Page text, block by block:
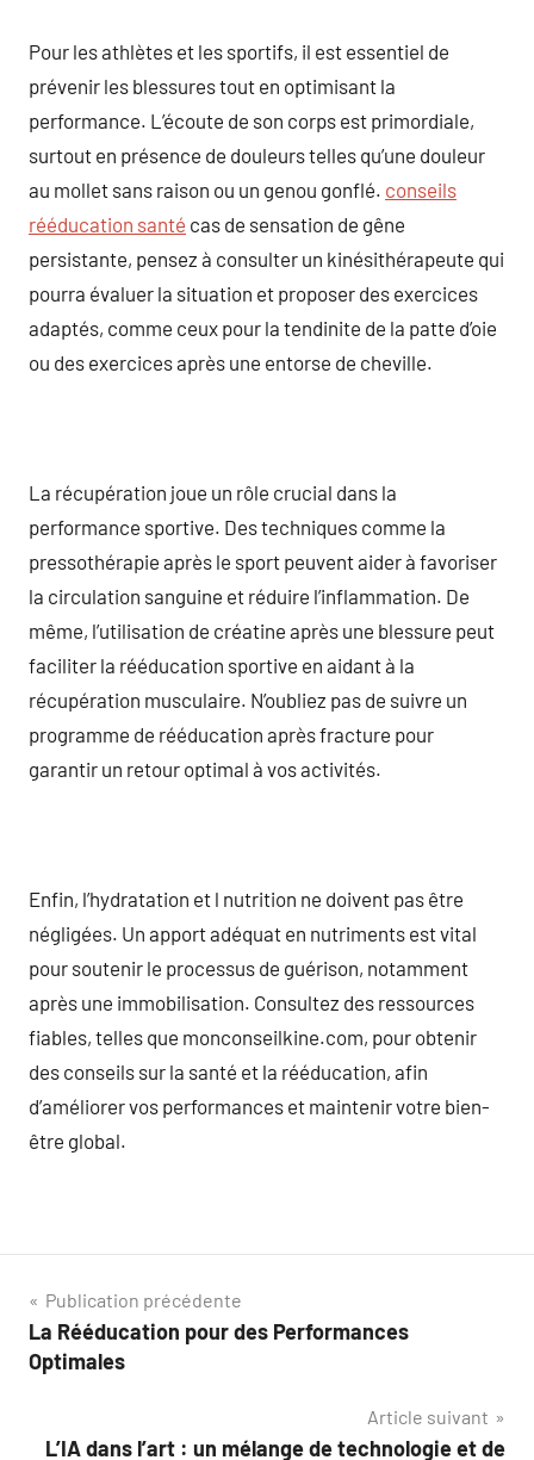
Pour les athlètes et les sportifs, il est essentiel de
prévenir les blessures tout en optimisant la
performance. L’écoute de son corps est primordiale,
surtout en présence de douleurs telles qu’une douleur
au mollet sans raison ou un genou gonflé. conseils
rééducation santé cas de sensation de gêne
persistante, pensez à consulter un kinésithérapeute qui
pourra évaluer la situation et proposer des exercices
adaptés, comme ceux pour la tendinite de la patte d’oie
ou des exercices après une entorse de cheville.
La récupération joue un rôle crucial dans la
performance sportive. Des techniques comme la
pressothérapie après le sport peuvent aider à favoriser
la circulation sanguine et réduire l’inflammation. De
même, l’utilisation de créatine après une blessure peut
faciliter la rééducation sportive en aidant à la
récupération musculaire. N’oubliez pas de suivre un
programme de rééducation après fracture pour
garantir un retour optimal à vos activités.
Enfin, l’hydratation et l nutrition ne doivent pas être
négligées. Un apport adéquat en nutriments est vital
pour soutenir le processus de guérison, notamment
après une immobilisation. Consultez des ressources
fiables, telles que monconseilkine.com, pour obtenir
des conseils sur la santé et la rééducation, afin
d’améliorer vos performances et maintenir votre bien-
être global.
Navigation
de
Publication précédente
La Rééducation pour des Performances
Optimales
Article suivant
L’IA dans l’art : un mélange de technologie et de